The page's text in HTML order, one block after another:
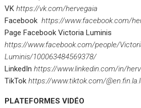
VKhttps://vk.com/hervegaia
Facebookhttps://www.facebook.com/
Page Facebook Victoria Luminis
https://www.facebook.com/people/
Luminis/100063484569378/
LinkedInhttps://www.linkedin.com/in/
TikTokhttps://www.tiktok.com/
PLATEFORMES VIDÉO